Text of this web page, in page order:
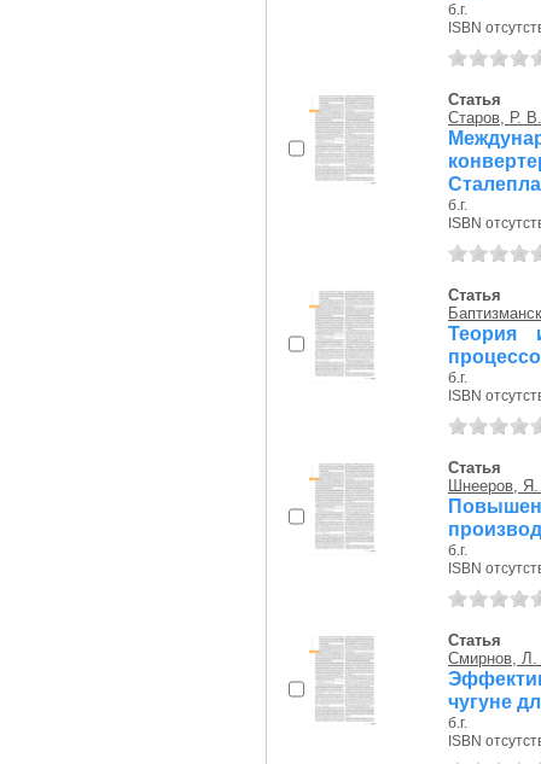
б.г.
ISBN
Статья
Старов, Р. В.
б.г.
ISBN
Статья
Теория
б.г.
ISBN
Статья
Шнееров,
б.г.
ISBN
Статья
Смирнов,
чугуне
б.г.
ISBN